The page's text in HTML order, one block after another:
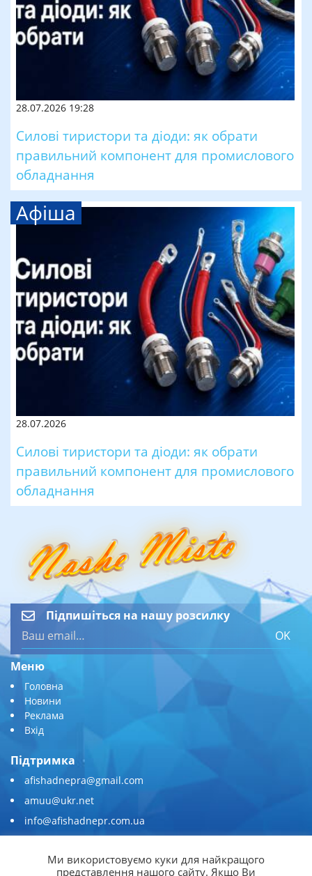
28.07.2026 19:28
Силові тиристори та діоди: як обрати
правильний компонент для промислового
обладнання
Афіша
28.07.2026
Силові тиристори та діоди: як обрати
правильний компонент для промислового
обладнання
Підпишіться на нашу розсилку
OK
Меню
Головна
Новини
Реклама
Вхід
Підтримка
afishadnepra@gmail.com
amuu@ukr.net
info@afishadnepr.com.ua
Приєднуйтесь
Ми використовуємо куки для найкращого
представлення нашого сайту. Якщо Ви